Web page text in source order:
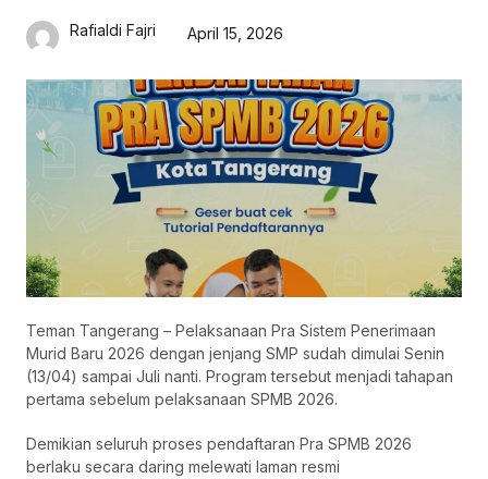
Rafialdi Fajri April 15, 2026
Teman Tangerang – Pelaksanaan Pra Sistem Penerimaan
Murid Baru 2026 dengan jenjang SMP sudah dimulai Senin
(13/04) sampai Juli nanti. Program tersebut menjadi tahapan
pertama sebelum pelaksanaan SPMB 2026.
Demikian seluruh proses pendaftaran Pra SPMB 2026
berlaku secara daring melewati laman resmi